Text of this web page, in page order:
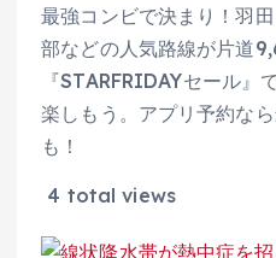
最強コンビで決まり！羽
部などの人気路線が片道
『STARFRIDAYセール』
楽しもう。アプリ予約な
も！
4 total views